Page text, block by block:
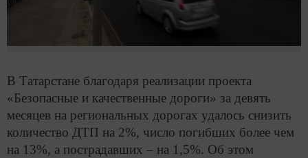
В Татарстане благодаря реализации проекта
«Безопасные и качественные дороги» за девять
месяцев на региональных дорогах удалось снизить
количество ДТП на 2%, число погибших более чем
на 13%, а пострадавших – на 1,5%. Об этом